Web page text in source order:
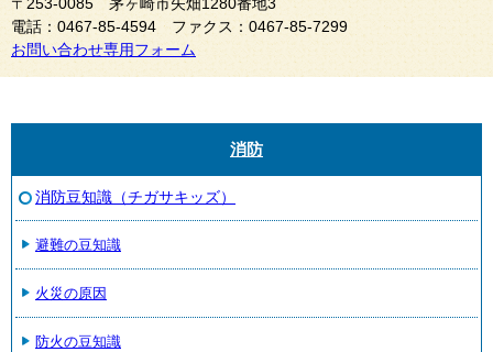
〒253-0085 茅ヶ崎市矢畑1280番地3
電話：0467-85-4594 ファクス：0467-85-7299
お問い合わせ専用フォーム
消防
消防豆知識（チガサキッズ）
避難の豆知識
火災の原因
防火の豆知識